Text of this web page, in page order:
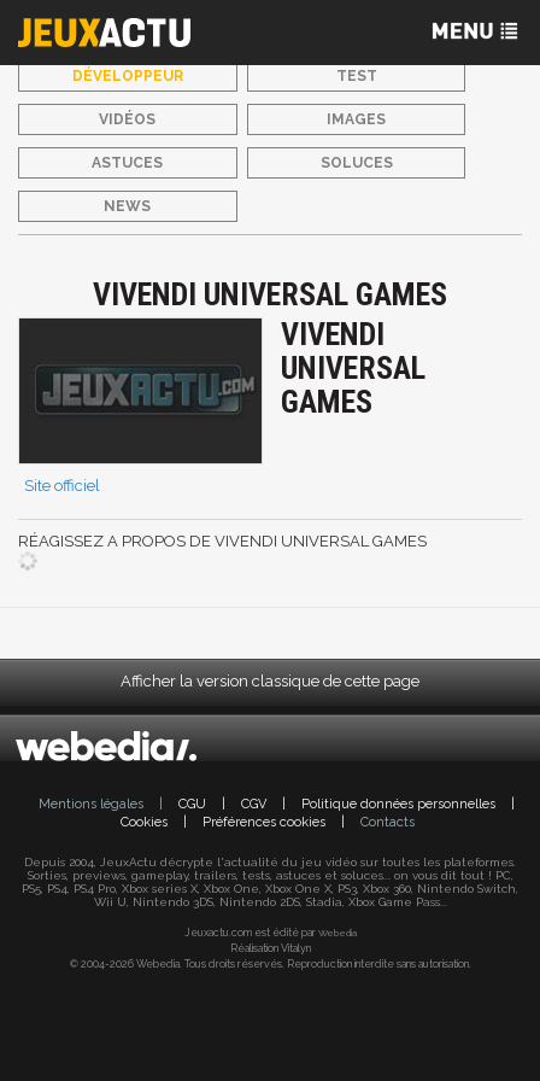
DÉVELOPPEUR TEST
VIDÉOS IMAGES
ASTUCES SOLUCES
NEWS
VIVENDI UNIVERSAL GAMES
VIVENDI
UNIVERSAL
GAMES
Site officiel
RÉAGISSEZ A PROPOS DE VIVENDI UNIVERSAL GAMES
Afficher la version classique de cette page
Mentions légales CGU CGV Politique données personnelles
Cookies
Préférences cookies Contacts
Depuis 2004, JeuxActu décrypte l'actualité du jeu vidéo sur toutes les plateformes.
Sorties, previews, gameplay, trailers, tests, astuces et soluces... on vous dit tout ! PC,
PS5, PS4, PS4 Pro, Xbox series X, Xbox One, Xbox One X, PS3, Xbox 360, Nintendo Switch,
Wii U, Nintendo 3DS, Nintendo 2DS, Stadia, Xbox Game Pass...
Jeuxactu.com est édité par Webedia
Réalisation Vitalyn
© 2004-2026 Webedia. Tous droits réservés. Reproduction interdite sans autorisation.